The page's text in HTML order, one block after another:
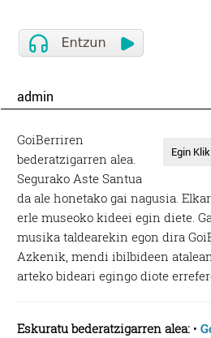
admin
Egin
GoiBerriren
bederatzigarren alea.
Segurako Aste Santua
da ale honetako gai nagusia.
erle museoko kideei egin diete.
musika taldearekin egon dira
Azkenik, mendi ibilbideen
arteko bideari egingo diote
Eskuratu bederatzigarren alea: •